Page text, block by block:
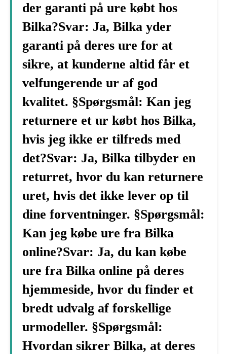
der garanti på ure købt hos
Bilka?Svar: Ja, Bilka yder
garanti på deres ure for at
sikre, at kunderne altid får et
velfungerende ur af god
kvalitet. §Spørgsmål: Kan jeg
returnere et ur købt hos Bilka,
hvis jeg ikke er tilfreds med
det?Svar: Ja, Bilka tilbyder en
returret, hvor du kan returnere
uret, hvis det ikke lever op til
dine forventninger. §Spørgsmål:
Kan jeg købe ure fra Bilka
online?Svar: Ja, du kan købe
ure fra Bilka online på deres
hjemmeside, hvor du finder et
bredt udvalg af forskellige
urmodeller. §Spørgsmål:
Hvordan sikrer Bilka, at deres